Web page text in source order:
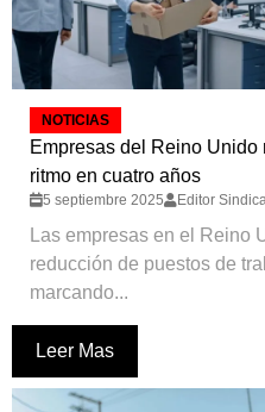
NOTICIAS
Empresas del Reino
ritmo en cuatro años
5 septiembre 2025 Editor
Las empresas en el Reino
reducción de puestos de
marcando...
Leer Mas